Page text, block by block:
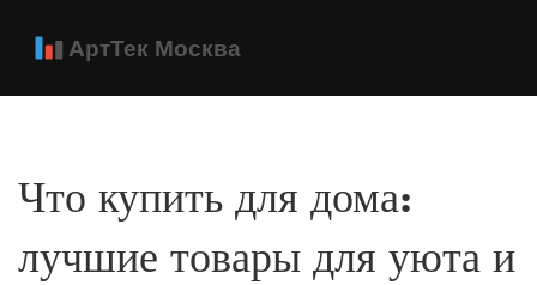
Что купить для дома:
лучшие товары для уюта и